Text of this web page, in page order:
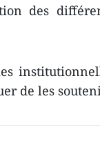
des
de les